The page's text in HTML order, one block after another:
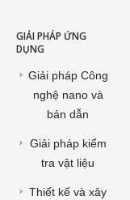
GIẢI PHÁP ỨNG
DỤNG
Giải pháp Công
nghệ nano và
bán dẫn
Giải pháp kiểm
tra vật liệu
Thiết kế và xây